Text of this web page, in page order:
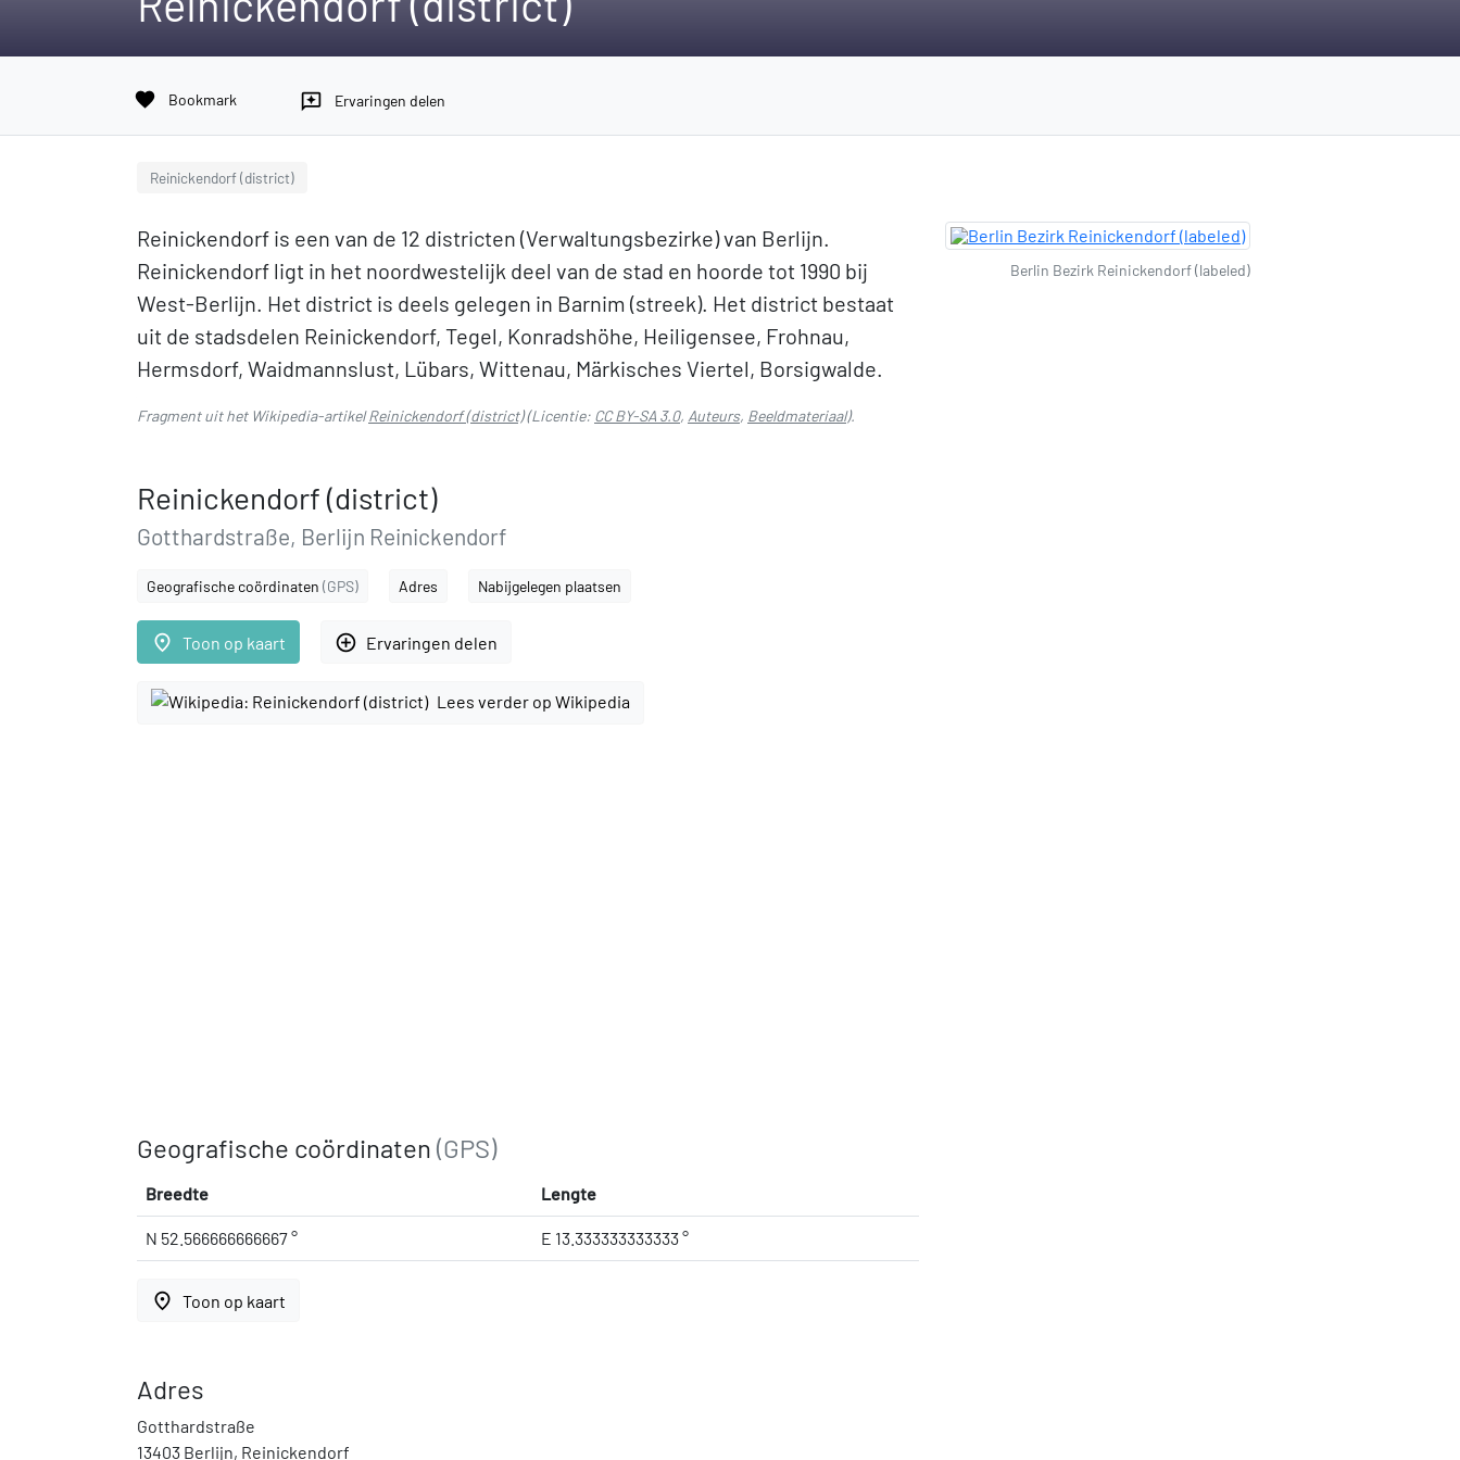
favorite Bookmark reviews Ervaringen delen
Reinickendorf (district)
Reinickendorf is een van de 12 districten (Verwaltungsbezirke) van Berlijn.
Reinickendorf ligt in het noordwestelijk deel van de stad en hoorde tot 1990 bij
West-Berlijn. Het district is deels gelegen in Barnim (streek). Het district bestaat
uit de stadsdelen Reinickendorf, Tegel, Konradshöhe, Heiligensee, Frohnau,
Hermsdorf, Waidmannslust, Lübars, Wittenau, Märkisches Viertel, Borsigwalde.
Fragment uit het Wikipedia-artikelReinickendorf (district)(Licentie: CC BY-SA 3.0, Auteurs, Beeldmateriaal).
Reinickendorf (district)
Gotthardstraße, Berlijn Reinickendorf
Geografische coördinaten (GPS) Adres Nabijgelegen plaatsen
place Toon op kaart add_circle_outline Ervaringen delen
Lees verder op Wikipedia
Geografische coördinaten (GPS)
Breedte Lengte
N 52.566666666667 ° E 13.333333333333 °
place Toon op kaart
Adres
Gotthardstraße
13403 Berlijn, Reinickendorf
Berlin Bezirk Reinickendorf (labeled)